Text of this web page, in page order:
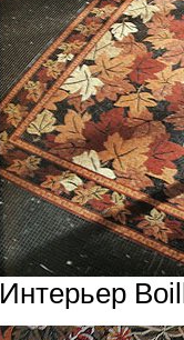
Интерьер